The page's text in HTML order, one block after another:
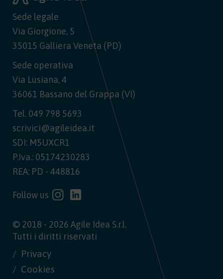
Sede legale
Via Giorgione, 5
35015 Galliera Veneta (PD)
Sede operativa
Via Lusiana, 4
36061 Bassano del Grappa (VI)
Tel. 049 798 5693
scrivici@agileidea.it
SDI: M5UXCR1
P.Iva.: 05174230283
REA: PD - 448816
Follow us
© 2018 - 2026 Agile Idea S.r.l.
Tutti i diritti riservati
Privacy
Cookies